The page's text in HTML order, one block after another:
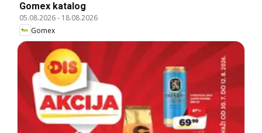
Gomex katalog
05.08.2026- 18.08.2026
Gomex